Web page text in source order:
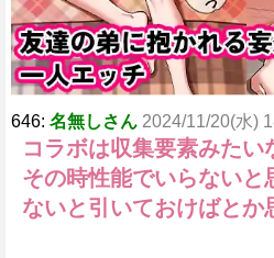
646: 名無しさん 2024/11/20(水)
コラボは収集要素みたい
その時性能でいらないと
ないと引いておけばとか